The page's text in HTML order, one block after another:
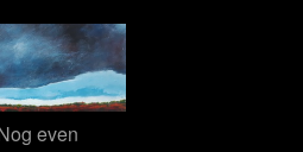
even